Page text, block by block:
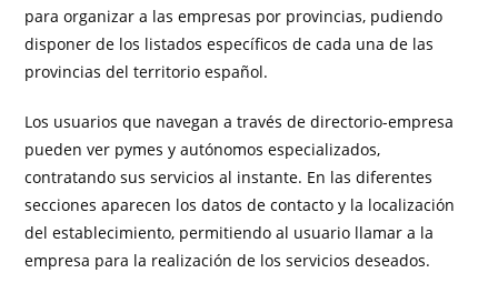
para organizar a las empresas por provincias, pudiendo
disponer de los listados específicos de cada una de las
provincias del territorio español.
Los usuarios que navegan a través de directorio-empresa
pueden ver pymes y autónomos especializados,
contratando sus servicios al instante. En las diferentes
secciones aparecen los datos de contacto y la localización
del establecimiento, permitiendo al usuario llamar a la
empresa para la realización de los servicios deseados.